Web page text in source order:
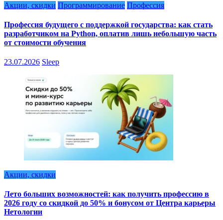
Акции, скидки Программирование Профессия
Профессия будущего с поддержкой государства: как стать
разработчиком на Python, оплатив лишь небольшую часть
от стоимости обучения
23.07.2026 Sleep
Акции, скидки
Лето больших возможностей: как получить профессию в
2026 году со скидкой до 50% и бонусом от Центра карьеры
Нетологии